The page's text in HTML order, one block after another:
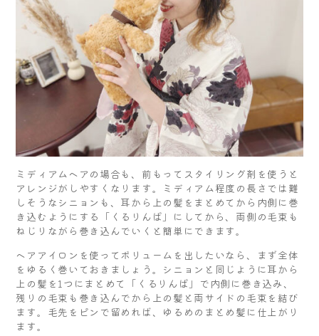
ミディアムヘアの場合も、前もってスタイリング剤を使うと
アレンジがしやすくなります。ミディアム程度の長さでは難
しそうなシニョンも、耳から上の髪をまとめてから内側に巻
き込むようにする「くるりんぱ」にしてから、両側の毛束も
ねじりながら巻き込んでいくと簡単にできます。
ヘアアイロンを使ってボリュームを出したいなら、まず全体
をゆるく巻いておきましょう。シニョンと同じように耳から
上の髪を1つにまとめて「くるりんぱ」で内側に巻き込み、
残りの毛束も巻き込んでから上の髪と両サイドの毛束を結び
ます。毛先をピンで留めれば、ゆるめのまとめ髪に仕上がり
ます。